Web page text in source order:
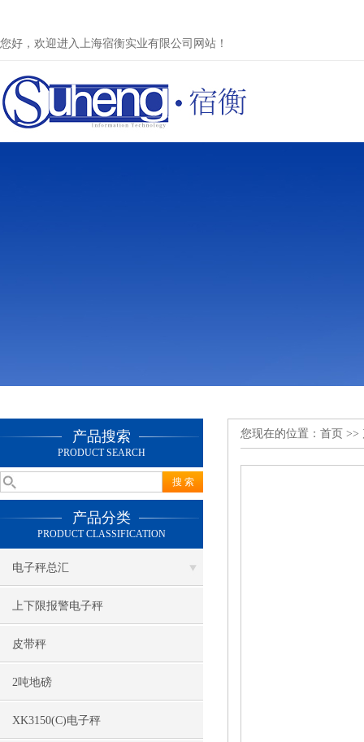
您好，欢迎进入上海宿衡实业有限公司网站！
产品搜索
PRODUCT SEARCH
产品分类
PRODUCT CLASSIFICATION
电子秤总汇
上下限报警电子秤
皮带秤
2吨地磅
XK3150(C)电子秤
您现在的位置： 首页 >>